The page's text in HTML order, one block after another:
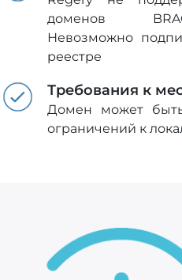
доменов
Невозможно
реестре
Требования к
Домен может
ограничений к